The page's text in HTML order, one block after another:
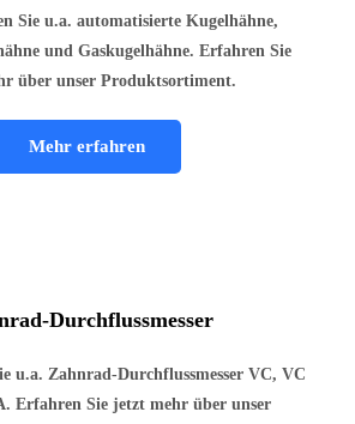
Sie u.a. automatisierte Kugelhähne,
und Gaskugelhähne. Erfahren Sie
über unser Produktsortiment.
Mehr erfahren
Durchflussmesser
u.a. Zahnrad-Durchflussmesser VC, VC
Erfahren Sie jetzt mehr über unser